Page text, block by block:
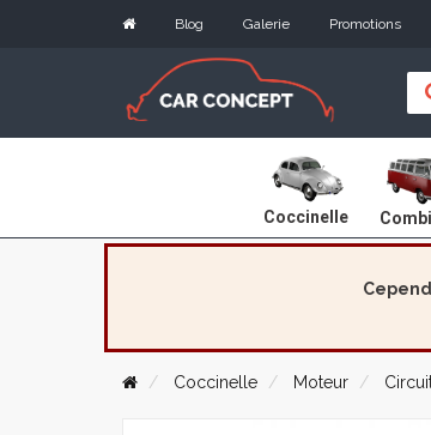
Blog Galerie Promotions
Coccinelle
Coccinelle Moteur